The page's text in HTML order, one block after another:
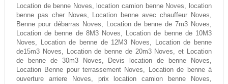
Location de benne Noves, location camion benne Noves, location
benne pas cher Noves, Location benne avec chauffeur Noves,
Benne pour débarras Noves, Location de benne de 7m3 Noves,
Location de benne de 8M3 Noves, Location de benne de 10M3
Noves, Location de benne de 12M3 Noves, Location de benne
de15m3 Noves, Location de benne de 20m3 Noves, et Location
de benne de 30m3 Noves, Devis location de benne Noves,
Location Benne pour terrassement Noves, Location de benne à
ouverture arriere Noves, prix location camion benne Noves,